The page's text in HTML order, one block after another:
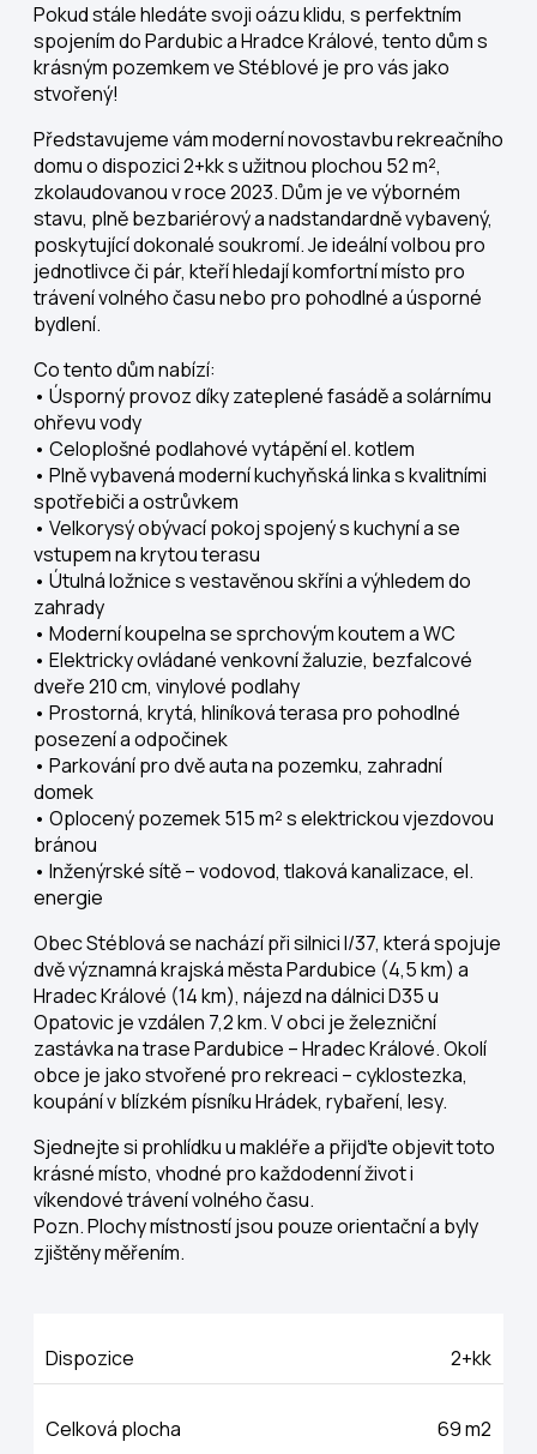
Pokud stále hledáte svoji oázu klidu, s perfektním
spojením do Pardubic a Hradce Králové, tento dům s
krásným pozemkem ve Stéblové je pro vás jako
stvořený!
Představujeme vám moderní novostavbu rekreačního
domu o dispozici 2+kk s užitnou plochou 52 m²,
zkolaudovanou v roce 2023. Dům je ve výborném
stavu, plně bezbariérový a nadstandardně vybavený,
poskytující dokonalé soukromí. Je ideální volbou pro
jednotlivce či pár, kteří hledají komfortní místo pro
trávení volného času nebo pro pohodlné a úsporné
bydlení.
Co tento dům nabízí:
• Úsporný provoz díky zateplené fasádě a solárnímu
ohřevu vody
• Celoplošné podlahové vytápění el. kotlem
• Plně vybavená moderní kuchyňská linka s kvalitními
spotřebiči a ostrůvkem
• Velkorysý obývací pokoj spojený s kuchyní a se
vstupem na krytou terasu
• Útulná ložnice s vestavěnou skříni a výhledem do
zahrady
• Moderní koupelna se sprchovým koutem a WC
• Elektricky ovládané venkovní žaluzie, bezfalcové
dveře 210 cm, vinylové podlahy
• Prostorná, krytá, hliníková terasa pro pohodlné
posezení a odpočinek
• Parkování pro dvě auta na pozemku, zahradní
domek
• Oplocený pozemek 515 m² s elektrickou vjezdovou
bránou
• Inženýrské sítě – vodovod, tlaková kanalizace, el.
energie
Obec Stéblová se nachází při silnici I/37, která spojuje
dvě významná krajská města Pardubice (4,5 km) a
Hradec Králové (14 km), nájezd na dálnici D35 u
Opatovic je vzdálen 7,2 km. V obci je železniční
zastávka na trase Pardubice – Hradec Králové. Okolí
obce je jako stvořené pro rekreaci – cyklostezka,
koupání v blízkém písníku Hrádek, rybaření, lesy.
Sjednejte si prohlídku u makléře a přijďte objevit toto
krásné místo, vhodné pro každodenní život i
víkendové trávení volného času.
Pozn. Plochy místností jsou pouze orientační a byly
zjištěny měřením.
Dispozice 2+kk
Celková plocha 69 m2